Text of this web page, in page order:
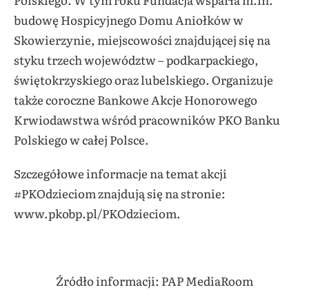
budowę Hospicyjnego Domu Aniołków w
Skowierzynie, miejscowości znajdującej się na
styku trzech województw – podkarpackiego,
świętokrzyskiego oraz lubelskiego. Organizuje
także coroczne Bankowe Akcje Honorowego
Krwiodawstwa wśród pracowników PKO Banku
Polskiego w całej Polsce.
Szczegółowe informacje na temat akcji
#PKOdzieciom znajdują się na stronie:
www.pkobp.pl/PKOdzieciom.
Źródło informacji: PAP MediaRoom